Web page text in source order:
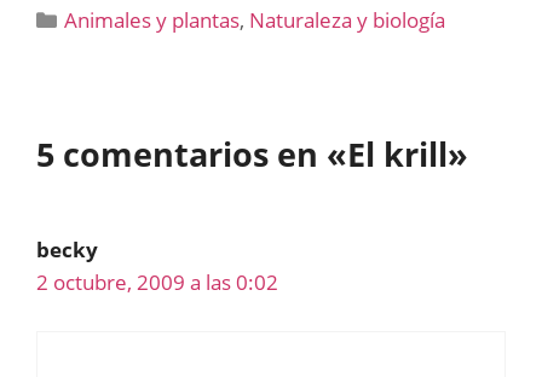
Categorías
Animales y plantas, Naturaleza y biología
5 comentarios en «El krill»
becky
2 octubre, 2009 a las 0:02